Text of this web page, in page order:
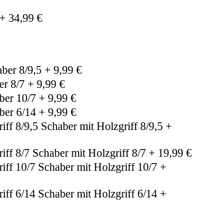
+ 34,99 €
8/9,5 + 9,99 €
8/7 + 9,99 €
10/7 + 9,99 €
6/14 + 9,99 €
Schaber mit Holzgriff 8/9,5 +
Schaber mit Holzgriff 8/7 + 19,99 €
Schaber mit Holzgriff 10/7 +
Schaber mit Holzgriff 6/14 +